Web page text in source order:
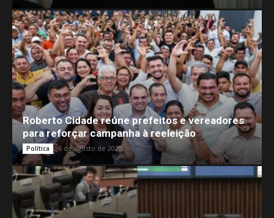
Roberto Cidade reúne prefeitos e vereadores
para reforçar campanha à reeleição
Política 6 de agosto de 2026